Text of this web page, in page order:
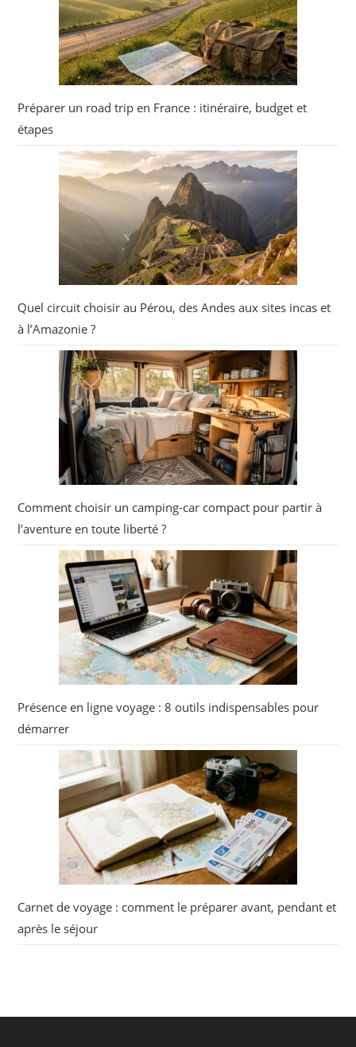
Préparer un road trip en France : itinéraire, budget et
étapes
Quel circuit choisir au Pérou, des Andes aux sites incas et
à l’Amazonie ?
Comment choisir un camping-car compact pour partir à
l’aventure en toute liberté ?
Présence en ligne voyage : 8 outils indispensables pour
démarrer
Carnet de voyage : comment le préparer avant, pendant et
après le séjour